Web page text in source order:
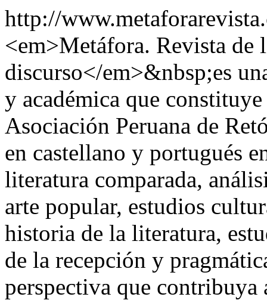
http://
<em>Metáfora. Revista de
discurso</em>&nbsp;es
y académica que
Asociación Peruana de
en castellano y portugués
literatura comparada,
arte popular, estudios
historia de la literatura,
de la recepción y
perspectiva que